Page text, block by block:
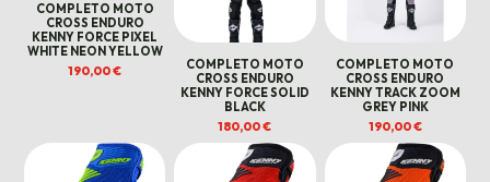
COMPLETO MOTO
CROSS ENDURO
KENNY FORCE PIXEL
WHITE NEON YELLOW
190,00€
COMPLETO MOTO
CROSS ENDURO
KENNY FORCE SOLID
BLACK
180,00€
COMPLETO MOTO
CROSS ENDURO
KENNY TRACK ZOOM
GREY PINK
190,00€